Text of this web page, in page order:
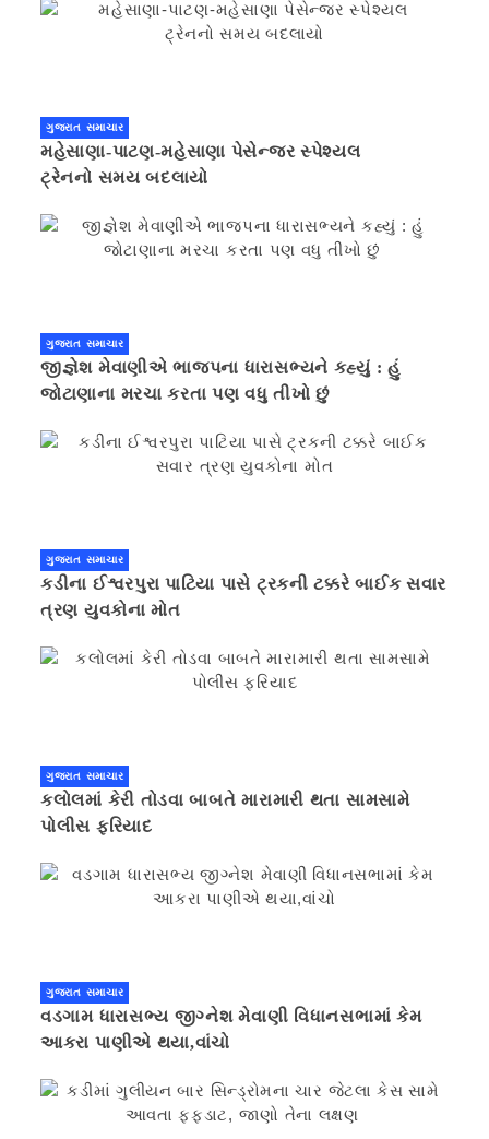
ગુજરાત સમાચાર
મહેસાણા-પાટણ-મહેસાણા પેસેન્જર સ્પેશ્યલ
ટ્રેનનો સમય બદલાયો
ગુજરાત સમાચાર
જીજ્ઞેશ મેવાણીએ ભાજપના ધારાસભ્યને કહ્યું : હું
જોટાણાના મરચા કરતા પણ વધુ તીખો છું
ગુજરાત સમાચાર
કડીના ઈશ્વરપુરા પાટિયા પાસે ટ્રકની ટક્કરે બાઈક સવાર
ત્રણ યુવકોના મોત
ગુજરાત સમાચાર
કલોલમાં કેરી તોડવા બાબતે મારામારી થતા સામસામે
પોલીસ ફરિયાદ
ગુજરાત સમાચાર
વડગામ ધારાસભ્ય જીગ્નેશ મેવાણી વિધાનસભામાં કેમ
આકરા પાણીએ થયા,વાંચો